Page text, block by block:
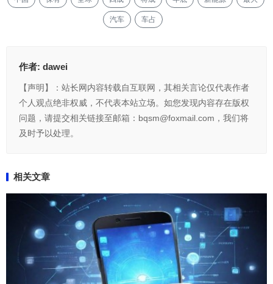
汽车 车占
作者: dawei
【声明】：站长网内容转载自互联网，其相关言论仅代表作者
个人观点绝非权威，不代表本站立场。如您发现内容存在版权
问题，请提交相关链接至邮箱：bqsm@foxmail.com，我们将
及时予以处理。
相关文章